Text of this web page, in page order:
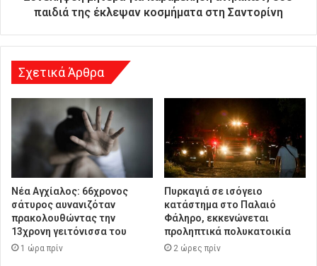
ν
παιδιά της έκλεψαν κοσμήματα στη Σαντορίνη
Σχετικά Άρθρα
Νέα Αγχίαλος: 66χρονος
σάτυρος αυνανιζόταν
πρακολουθώντας την
13χρονη γειτόνισσα του
1 ώρα πρίν
Πυρκαγιά σε ισόγειο
κατάστημα στο Παλαιό
Φάληρο, εκκενώνεται
προληπτικά πολυκατοικία
2 ώρες πρίν